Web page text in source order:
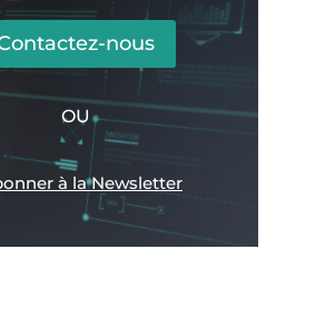
nous
OU
à la Newsletter